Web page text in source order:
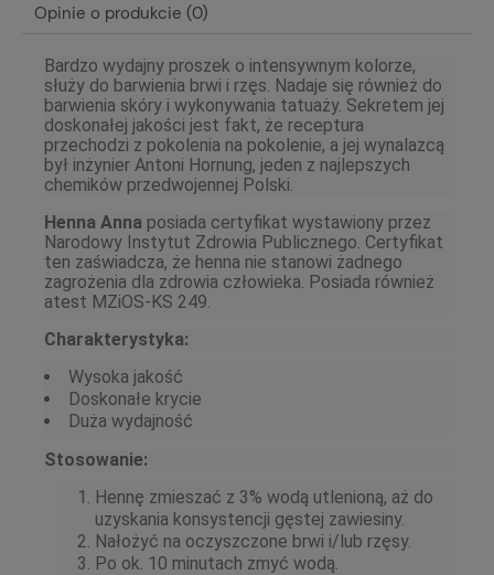
Opinie o produkcie (0)
Bardzo wydajny proszek o intensywnym kolorze,
służy do barwienia brwi i rzęs. Nadaje się również do
barwienia skóry i wykonywania tatuaży. Sekretem jej
doskonałej jakości jest fakt, że receptura
przechodzi z pokolenia na pokolenie, a jej wynalazcą
był inżynier Antoni Hornung, jeden z najlepszych
chemików przedwojennej Polski.
Henna Anna posiada certyfikat wystawiony przez
Narodowy Instytut Zdrowia Publicznego. Certyfikat
ten zaświadcza, że henna nie stanowi żadnego
zagrożenia dla zdrowia człowieka. Posiada również
atest MZiOS-KS 249.
Charakterystyka:
Wysoka jakość
Doskonałe krycie
Duża wydajność
Stosowanie:
Hennę zmieszać z 3% wodą utlenioną, aż do
uzyskania konsystencji gęstej zawiesiny.
Nałożyć na oczyszczone brwi i/lub rzęsy.
Po ok. 10 minutach zmyć wodą.